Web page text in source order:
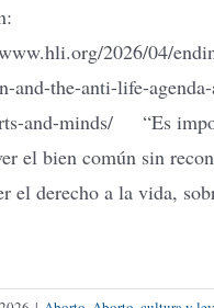
2026/04/
and-the-anti-life-
and-minds/ “Es
el bien común sin
el derecho a la vida,